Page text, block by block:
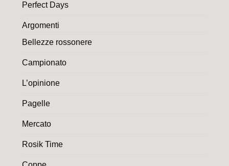
Perfect Days
Argomenti
Bellezze rossonere
Campionato
L’opinione
Pagelle
Mercato
Rosik Time